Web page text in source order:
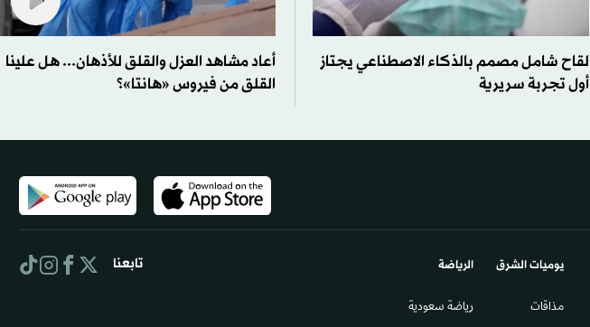
لقاح شامل مصمم بالذكاء الاصطناعي يجتاز
أول تجربة سريرية
أعاد مشاهد العزل والقلق للأذهان... هل علينا
القلق من فيروس «هانتا»؟
يوميات الشرق​
مذاقات
الرياضة
رياضة سعودية
تابعنا